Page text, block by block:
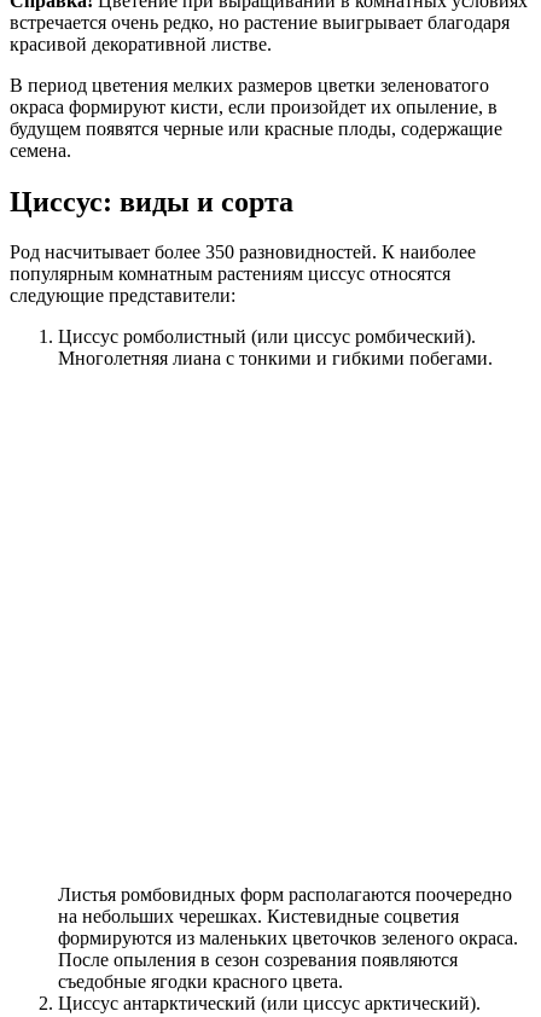
встречается очень редко, но растение выигрывает благодаря
красивой декоративной листве.
В период цветения мелких размеров цветки зеленоватого
окраса формируют кисти, если произойдет их опыление, в
будущем появятся черные или красные плоды, содержащие
семена.
Циссус: виды и сорта
Род насчитывает более 350 разновидностей. К наиболее
популярным комнатным растениям циссус относятся
следующие представители:
Циссус ромболистный (или циссус ромбический).
Многолетняя лиана с тонкими и гибкими побегами.
Листья ромбовидных форм располагаются поочередно
на небольших черешках. Кистевидные соцветия
формируются из маленьких цветочков зеленого окраса.
После опыления в сезон созревания появляются
съедобные ягодки красного цвета.
Циссус антарктический (или циссус арктический).